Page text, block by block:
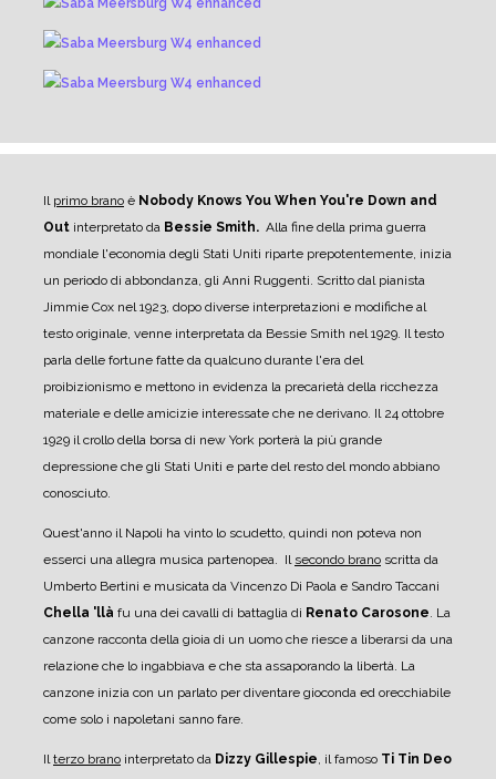
Il primo brano è Nobody Knows You When You're Down and
Out interpretato da Bessie Smith. Alla fine della prima guerra
mondiale l'economia degli Stati Uniti riparte prepotentemente, inizia
un periodo di abbondanza, gli Anni Ruggenti. Scritto dal pianista
Jimmie Cox nel 1923, dopo diverse interpretazioni e modifiche al
testo originale, venne interpretata da Bessie Smith nel 1929. Il testo
parla delle fortune fatte da qualcuno durante l'era del
proibizionismo e mettono in evidenza la precarietà della ricchezza
materiale e delle amicizie interessate che ne derivano. Il 24 ottobre
1929 il crollo della borsa di new York porterà la più grande
depressione che gli Stati Uniti e parte del resto del mondo abbiano
conosciuto.
Quest'anno il Napoli ha vinto lo scudetto, quindi non poteva non
esserci una allegra musica partenopea. Il secondo brano scritta da
Umberto Bertini e musicata da Vincenzo Di Paola e Sandro Taccani
Chella 'llà fu una dei cavalli di battaglia di Renato Carosone. La
canzone racconta della gioia di un uomo che riesce a liberarsi da una
relazione che lo ingabbiava e che sta assaporando la libertà. La
canzone inizia con un parlato per diventare gioconda ed orecchiabile
come solo i napoletani sanno fare.
Ilterzo brano interpretato da Dizzy Gillespie, il famoso Ti Tin Deo